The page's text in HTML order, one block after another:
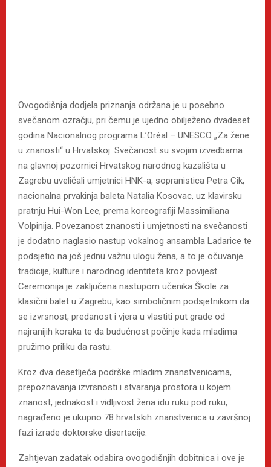
Ovogodišnja dodjela priznanja održana je u posebno
svečanom ozračju, pri čemu je ujedno obilježeno dvadeset
godina Nacionalnog programa L’Oréal – UNESCO „Za žene
u znanosti“ u Hrvatskoj. Svečanost su svojim izvedbama
na glavnoj pozornici Hrvatskog narodnog kazališta u
Zagrebu uveličali umjetnici HNK-a, sopranistica Petra Cik,
nacionalna prvakinja baleta Natalia Kosovac, uz klavirsku
pratnju Hui-Won Lee, prema koreografiji Massimiliana
Volpinija. Povezanost znanosti i umjetnosti na svečanosti
je dodatno naglasio nastup vokalnog ansambla Ladarice te
podsjetio na još jednu važnu ulogu žena, a to je očuvanje
tradicije, kulture i narodnog identiteta kroz povijest.
Ceremonija je zaključena nastupom učenika Škole za
klasični balet u Zagrebu, kao simboličnim podsjetnikom da
se izvrsnost, predanost i vjera u vlastiti put grade od
najranijih koraka te da budućnost počinje kada mladima
pružimo priliku da rastu.
Kroz dva desetljeća podrške mladim znanstvenicama,
prepoznavanja izvrsnosti i stvaranja prostora u kojem
znanost, jednakost i vidljivost žena idu ruku pod ruku,
nagrađeno je ukupno 78 hrvatskih znanstvenica u završnoj
fazi izrade doktorske disertacije.
Zahtjevan zadatak odabira ovogodišnjih dobitnica i ove je